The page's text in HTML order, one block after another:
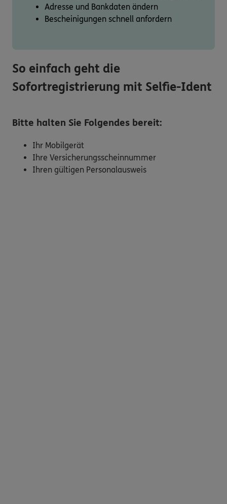
Adresse und Bankdaten ändern
Bescheinigungen schnell anfordern
So einfach geht die
Sofortregistrierung mit Selfie-Ident
Bitte halten Sie Folgendes bereit:
Ihr Mobilgerät
Ihre Versicherungsscheinnummer
Ihren gültigen Personalausweis